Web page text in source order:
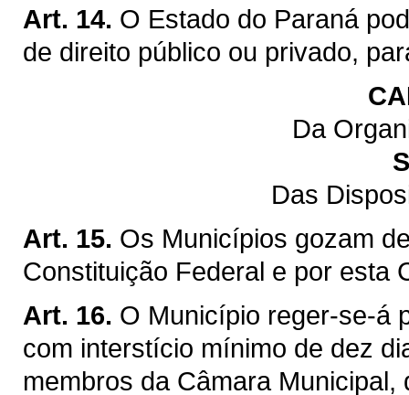
Art. 14. O Estado do Paraná
de direito público ou privado,
Da
Das
Art. 15. Os Municípios gozam
Constituição Federal e por esta
Art. 16. O Município reger-se-á
com interstício mínimo de dez
membros da Câmara